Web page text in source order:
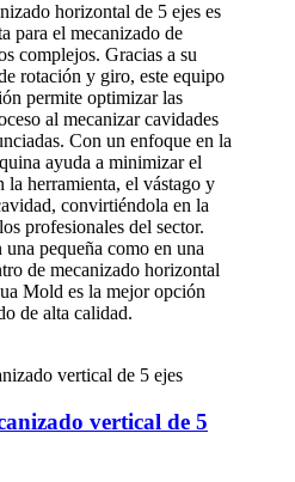
horizontal de 5 ejes es
para el mecanizado de
complejos. Gracias a su
rotación y giro, este equipo
permite optimizar las
al mecanizar cavidades
Con un enfoque en la
ayuda a minimizar el
la herramienta, el vástago y
convirtiéndola en la
profesionales del sector.
una pequeña como en una
de mecanizado horizontal
Mold es la mejor opción
de alta calidad.
vertical de 5